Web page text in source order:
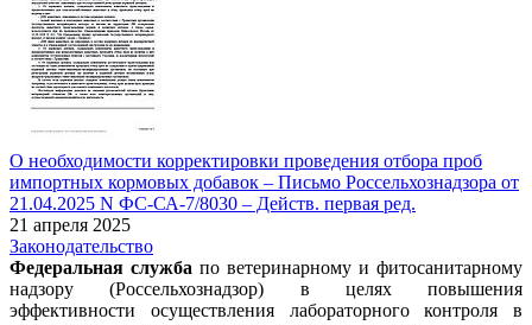
О необходимости корректировки проведения отбора проб
импортных кормовых добавок – Письмо Россельхознадзора от
21.04.2025 N ФС-СА-7/8030 – Действ. первая ред.
21 апреля 2025
Законодательство
Федеральная служба по ветеринарному и фитосанитарному
надзору (Россельхознадзор) в целях повышения
эффективности осуществления лабораторного контроля в